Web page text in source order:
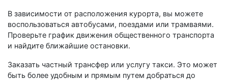
В зависимости от расположения курорта, вы можете
воспользоваться автобусами, поездами или трамваями.
Проверьте график движения общественного транспорта
и найдите ближайшие остановки.
Заказать частный трансфер или услугу такси. Это может
быть более удобным и прямым путем добраться до